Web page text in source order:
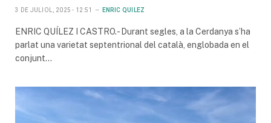
3 DE JULIOL, 2025 - 12:51 ENRIC QUILEZ
ENRIC QUÍLEZ I CASTRO.- Durant segles, a la Cerdanya s’ha
parlat una varietat septentrional del català, englobada en el
conjunt…